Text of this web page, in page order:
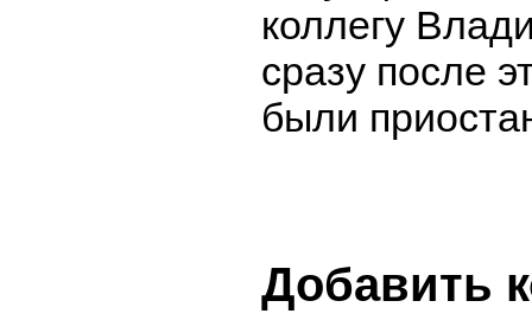
коллегу
сразу после
были
Добавить